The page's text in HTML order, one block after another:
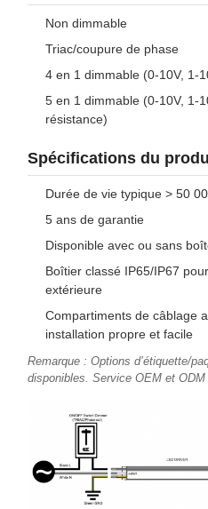
Non dimmable
Triac/coupure de phase
4 en 1 dimmable (0-10V, 1-
5 en 1 dimmable (0-10V, 1-
résistance)
Spécifications du
Durée de vie typique > 50
5 ans de garantie
Disponible avec ou sans
Boîtier classé IP65/IP67
extérieure
Compartiments de câblage
installation propre et facile
Remarque : Options d’étiquette/
disponibles. Service OEM et ODM